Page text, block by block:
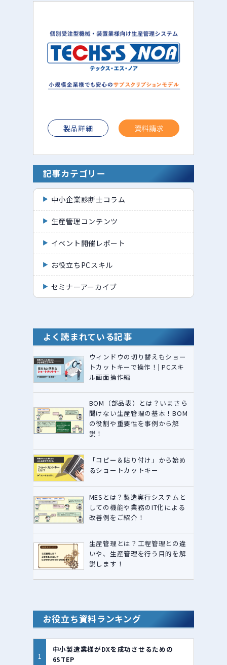
製品詳細 資料請求
記事カテゴリー
中小企業診断士コラム
生産管理コンテンツ
イベント開催レポート
お役立ちPCスキル
セミナーアーカイブ
よく読まれている記事
ウィンドウの切り替えもショー
トカットキーで操作！| PCスキ
ル画面操作編
BOM（部品表）とは？いまさら
聞けない生産管理の基本！BOM
の役割や重要性を事例から解
説！
「コピー＆貼り付け」から始め
るショートカットキー
MESとは？製造実行システムと
しての機能や業務のIT化による
改善例をご紹介！
生産管理とは？工程管理との違
いや、生産管理を行う目的を解
説します！
お役立ち資料ランキング
中小製造業様がDXを成功させるための
6STEP